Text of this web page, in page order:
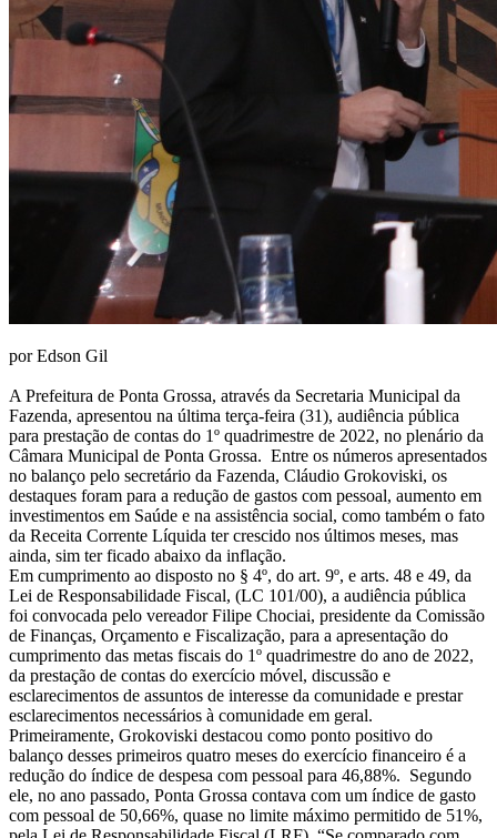
por Edson Gil
A Prefeitura de Ponta Grossa, através da Secretaria Municipal da
Fazenda, apresentou na última terça-feira (31), audiência pública
para prestação de contas do 1º quadrimestre de 2022, no plenário da
Câmara Municipal de Ponta Grossa. Entre os números apresentados
no balanço pelo secretário da Fazenda, Cláudio Grokoviski, os
destaques foram para a redução de gastos com pessoal, aumento em
investimentos em Saúde e na assistência social, como também o fato
da Receita Corrente Líquida ter crescido nos últimos meses, mas
ainda, sim ter ficado abaixo da inflação.
Em cumprimento ao disposto no § 4º, do art. 9º, e arts. 48 e 49, da
Lei de Responsabilidade Fiscal, (LC 101/00), a audiência pública
foi convocada pelo vereador Filipe Chociai, presidente da Comissão
de Finanças, Orçamento e Fiscalização, para a apresentação do
cumprimento das metas fiscais do 1º quadrimestre do ano de 2022,
da prestação de contas do exercício móvel, discussão e
esclarecimentos de assuntos de interesse da comunidade e prestar
esclarecimentos necessários à comunidade em geral.
Primeiramente, Grokoviski destacou como ponto positivo do
balanço desses primeiros quatro meses do exercício financeiro é a
redução do índice de despesa com pessoal para 46,88%. Segundo
ele, no ano passado, Ponta Grossa contava com um índice de gasto
com pessoal de 50,66%, quase no limite máximo permitido de 51%,